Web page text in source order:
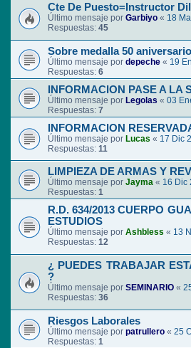
Cte De Puesto=Instructor
Último mensaje por Garbiyo « 18
Respuestas: 45
Sobre medalla 50
Último mensaje por depeche « 19
Respuestas: 6
INFORMACION PASE A LA
Último mensaje por Legolas « 03
Respuestas: 7
INFORMACION
Último mensaje por Lucas « 17 Dic
Respuestas: 11
LIMPIEZA DE ARMAS Y
Último mensaje por Jayma « 16 Dic
Respuestas: 1
R.D. 634/2013 CUERPO
ESTUDIOS
Último mensaje por Ashbless « 13
Respuestas: 12
¿ PUEDES TRABAJAR
?
Último mensaje por SEMINARIO «
Respuestas: 36
Riesgos Laborales
Último mensaje por patrullero « 25
Respuestas: 1